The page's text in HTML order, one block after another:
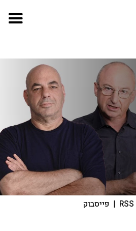
RSS
| פייסבוק